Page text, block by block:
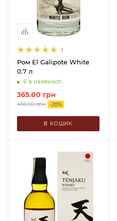
1
Ром El Galipote White
0.7 л
Є в наявності
365.00 грн
456.00грн -20%
В КОШИК